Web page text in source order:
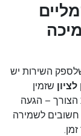
השירות יש
שזמין
הצורך – הגעה
חשובים לשמירה